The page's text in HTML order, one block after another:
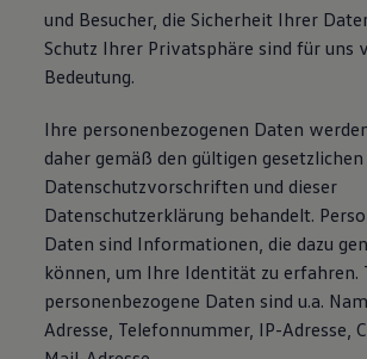
und Besucher, die Sicherheit Ihrer
Schutz Ihrer Privatsphäre sind für uns
Bedeutung.
Ihre personenbezogenen Daten
daher gemäß den gültigen gesetzlichen
Datenschutzvorschriften und dieser
Datenschutzerklärung behandelt.
Daten sind Informationen, die dazu
können, um Ihre Identität zu erfahren.
personenbezogene Daten sind u.a.
Adresse, Telefonnummer, IP-Adresse,